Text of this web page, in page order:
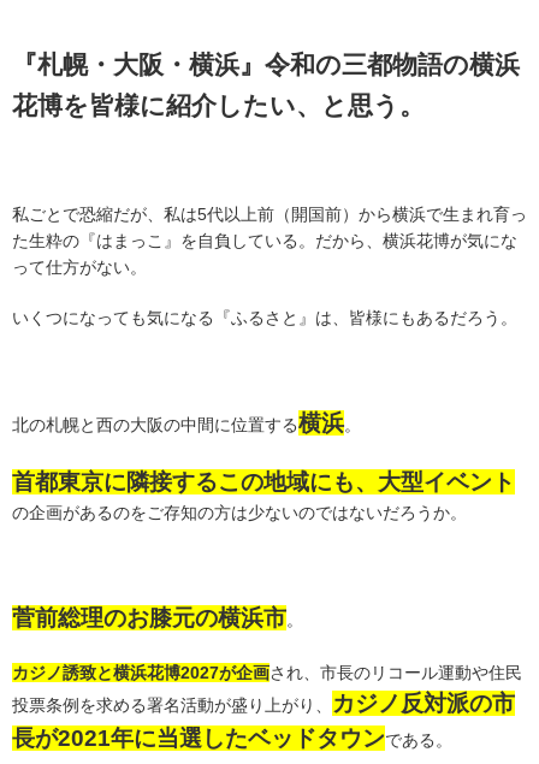
『札幌・大阪・横浜』令和の三都物語の横浜
花博を皆様に紹介したい、と思う。
私ごとで恐縮だが、私は5代以上前（開国前）から横浜で生まれ育っ
た生粋の『はまっこ』を自負している。だから、横浜花博が気にな
って仕方がない。
いくつになっても気になる『ふるさと』は、皆様にもあるだろう。
北の札幌と西の大阪の中間に位置する横浜。
首都東京に隣接するこの地域にも、大型イベント
の企画があるのをご存知の方は少ないのではないだろうか。
菅前総理のお膝元の横浜市。
カジノ誘致と横浜花博2027が企画され、市長のリコール運動や住民
投票条例を求める署名活動が盛り上がり、
カジノ反対派の市
長が2021年に当選したベッドタウンである。